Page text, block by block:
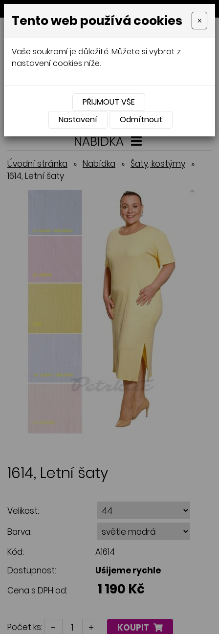
MENU
GALAMODA-XXL
Jana Mládková
XXL,ČESKÁ VÝROBA
Přihlásit Košík 0
NABÍDKA
Úvodní stránka » Nabídka » Šaty, kostýmy »
1614, Letní šaty
1614, Letní šaty
Velikost:
Barva:
Kód:
A1614
Dostupnost:
Ušijeme rychle
Cena s DPH od:
1 190 Kč
Počet ks: - + KOUPIT
Tento web používá cookies ×
Vaše soukromí je důležité. Můžete si vybrat z
nastavení cookies níže.
PŘIJMOUT VŠE
Nastavení
Odmítnout